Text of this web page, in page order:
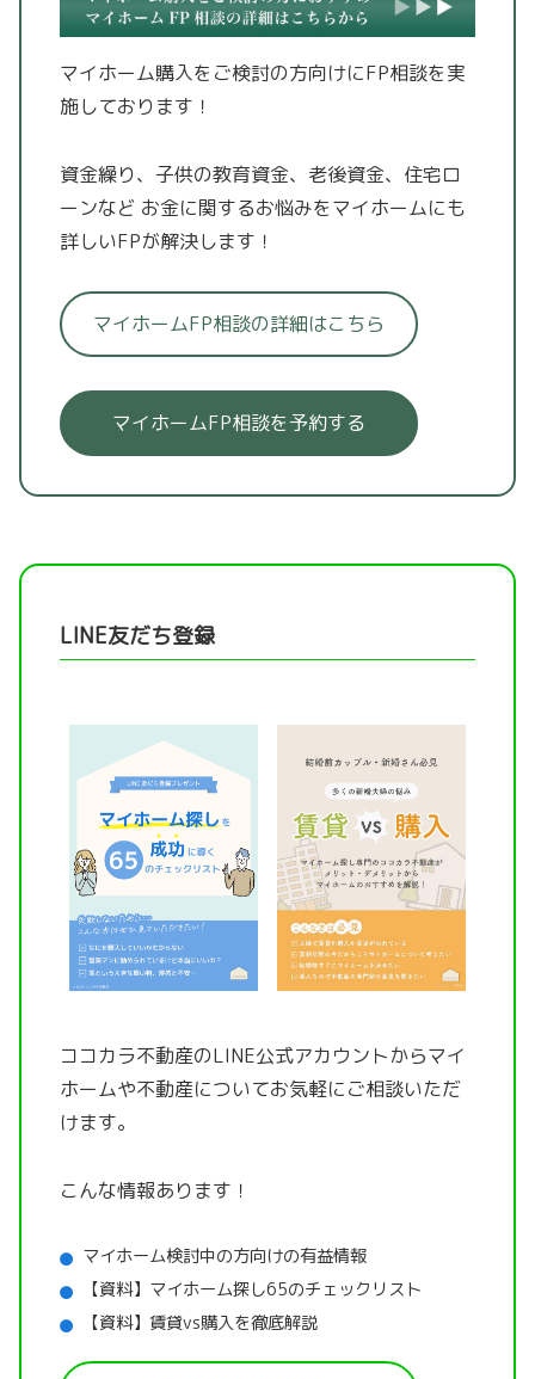
マイホーム購入をご検討の方向けにFP相談を実
施しております！
資金繰り、子供の教育資金、老後資金、住宅ロ
ーンなど お金に関するお悩みをマイホームにも
詳しいFPが解決します！
マイホームFP相談の詳細はこちら
マイホームFP相談を予約する
LINE友だち登録
ココカラ不動産のLINE公式アカウントからマイ
ホームや不動産についてお気軽にご相談いただ
けます。
こんな情報あります！
マイホーム検討中の方向けの有益情報
【資料】マイホーム探し65のチェックリスト
【資料】賃貸vs購入を徹底解説